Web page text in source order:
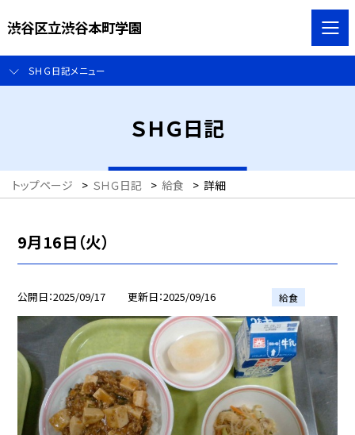
渋谷区立渋谷本町学園
ＳＨＧ日記メニュー
ＳＨＧ日記
トップページ > ＳＨＧ日記 > 給食 > 詳細
9月16日（火）
公開日 2025/09/17 更新日 2025/09/16 給食